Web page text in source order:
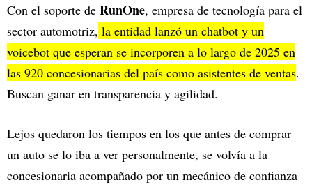
Con el soporte de RunOne, empresa de tecnología para el
sector automotriz, la entidad lanzó un chatbot y un
voicebot que esperan se incorporen a lo largo de 2025 en
las 920 concesionarias del país como asistentes de ventas.
Buscan ganar en transparencia y agilidad.
Lejos quedaron los tiempos en los que antes de comprar
un auto se lo iba a ver personalmente, se volvía a la
concesionaria acompañado por un mecánico de confianza